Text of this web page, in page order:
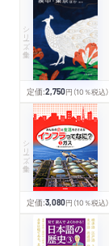
シリーズ・全集
定価:2,750円 （10％税込）
シリーズ・全集
定価:3,080円 （10％税込）